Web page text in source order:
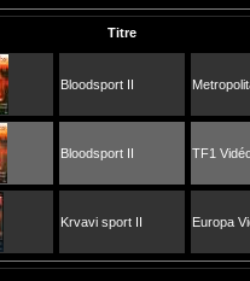
Titre
Bloodsport II
Bloodsport II TF1
Krvavi sport II Europa